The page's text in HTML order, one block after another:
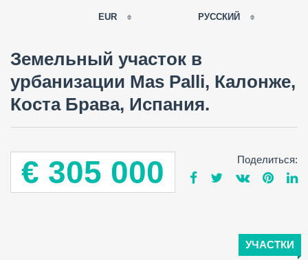
EUR
USD
RUB
GBP
РУССКИЙ
РУССКИЙ
FRANÇAIS
ESPAÑOL
CATALÀ
Земельный участок в
урбанизации Mas Palli, Калонже,
Коста Брава, Испания.
€ 305 000 Поделиться:
УЧАСТКИ